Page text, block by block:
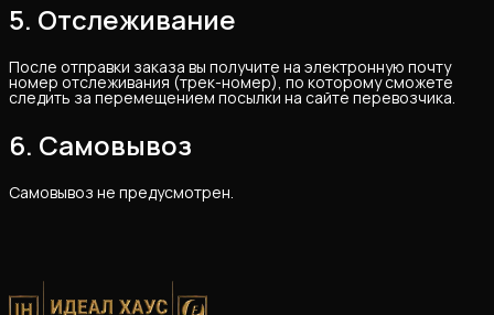
5. Отслеживание
После отправки заказа вы получите на электронную почту
номер отслеживания (трек-номер), по которому сможете
следить за перемещением посылки на сайте перевозчика.
6. Самовывоз
Самовывоз не предусмотрен.